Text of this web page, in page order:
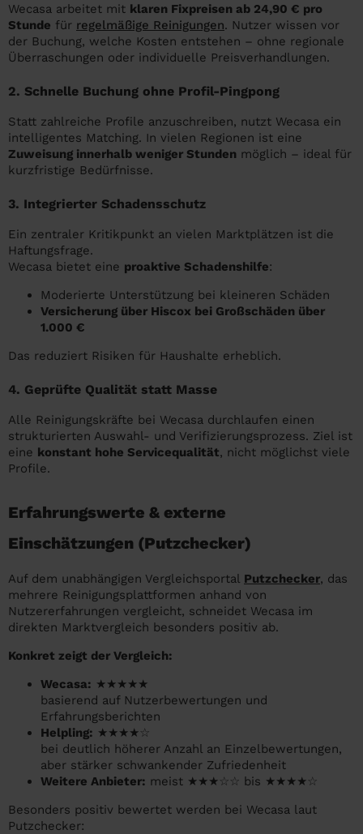
Wecasa arbeitet mit klaren Fixpreisen ab 24,90 € pro
Stunde für regelmäßige Reinigungen. Nutzer wissen vor
der Buchung, welche Kosten entstehen – ohne regionale
Überraschungen oder individuelle Preisverhandlungen.
2. Schnelle Buchung ohne Profil-Pingpong
Statt zahlreiche Profile anzuschreiben, nutzt Wecasa ein
intelligentes Matching. In vielen Regionen ist eine
Zuweisung innerhalb weniger Stunden möglich – ideal für
kurzfristige Bedürfnisse.
3. Integrierter Schadensschutz
Ein zentraler Kritikpunkt an vielen Marktplätzen ist die
Haftungsfrage.
Wecasa bietet eine proaktive Schadenshilfe:
Moderierte Unterstützung bei kleineren Schäden
Versicherung über Hiscox bei Großschäden über
1.000 €
Das reduziert Risiken für Haushalte erheblich.
4. Geprüfte Qualität statt Masse
Alle Reinigungskräfte bei Wecasa durchlaufen einen
strukturierten Auswahl- und Verifizierungsprozess. Ziel ist
eine konstant hohe Servicequalität, nicht möglichst viele
Profile.
Erfahrungswerte & externe
Einschätzungen (Putzchecker)
Auf dem unabhängigen Vergleichsportal Putzchecker, das
mehrere Reinigungsplattformen anhand von
Nutzererfahrungen vergleicht, schneidet Wecasa im
direkten Marktvergleich besonders positiv ab.
Konkret zeigt der Vergleich:
Wecasa: ★★★★★
basierend auf Nutzerbewertungen und
Erfahrungsberichten
Helpling: ★★★★☆
bei deutlich höherer Anzahl an Einzelbewertungen,
aber stärker schwankender Zufriedenheit
Weitere Anbieter: meist ★★★☆☆ bis ★★★★☆
Besonders positiv bewertet werden bei Wecasa laut
Putzchecker: